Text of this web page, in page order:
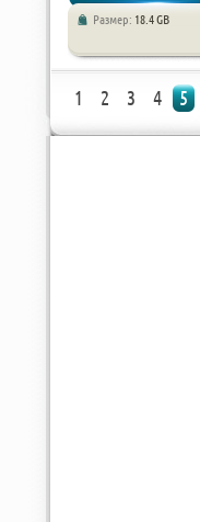
Размер: 18.4 GB
1 2 3 4 5